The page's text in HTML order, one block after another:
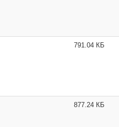
791.04 КБ
877.24 КБ